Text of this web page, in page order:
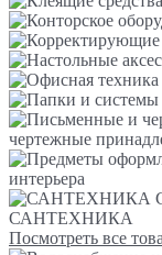
чертежные
интерьера
САНТЕХНИКА
Посмотреть все